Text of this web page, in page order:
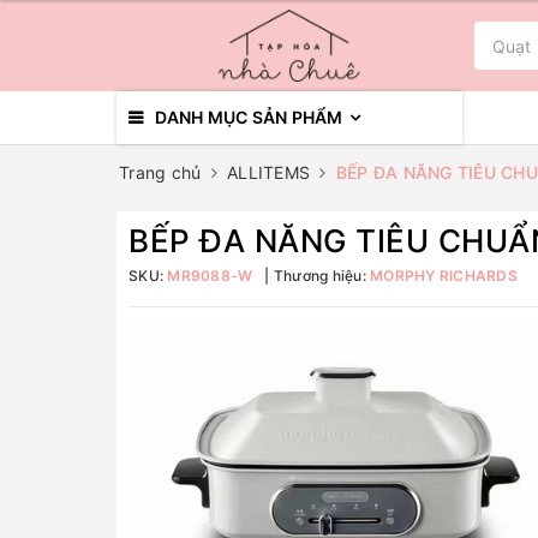
DANH MỤC SẢN PHẨM
Trang chủ ALLITEMS BẾP ĐA NĂNG TIÊU
BẾP ĐA NĂNG TIÊU
SKU: MR9088-W Thương hiệu: MORPHY RICHARDS